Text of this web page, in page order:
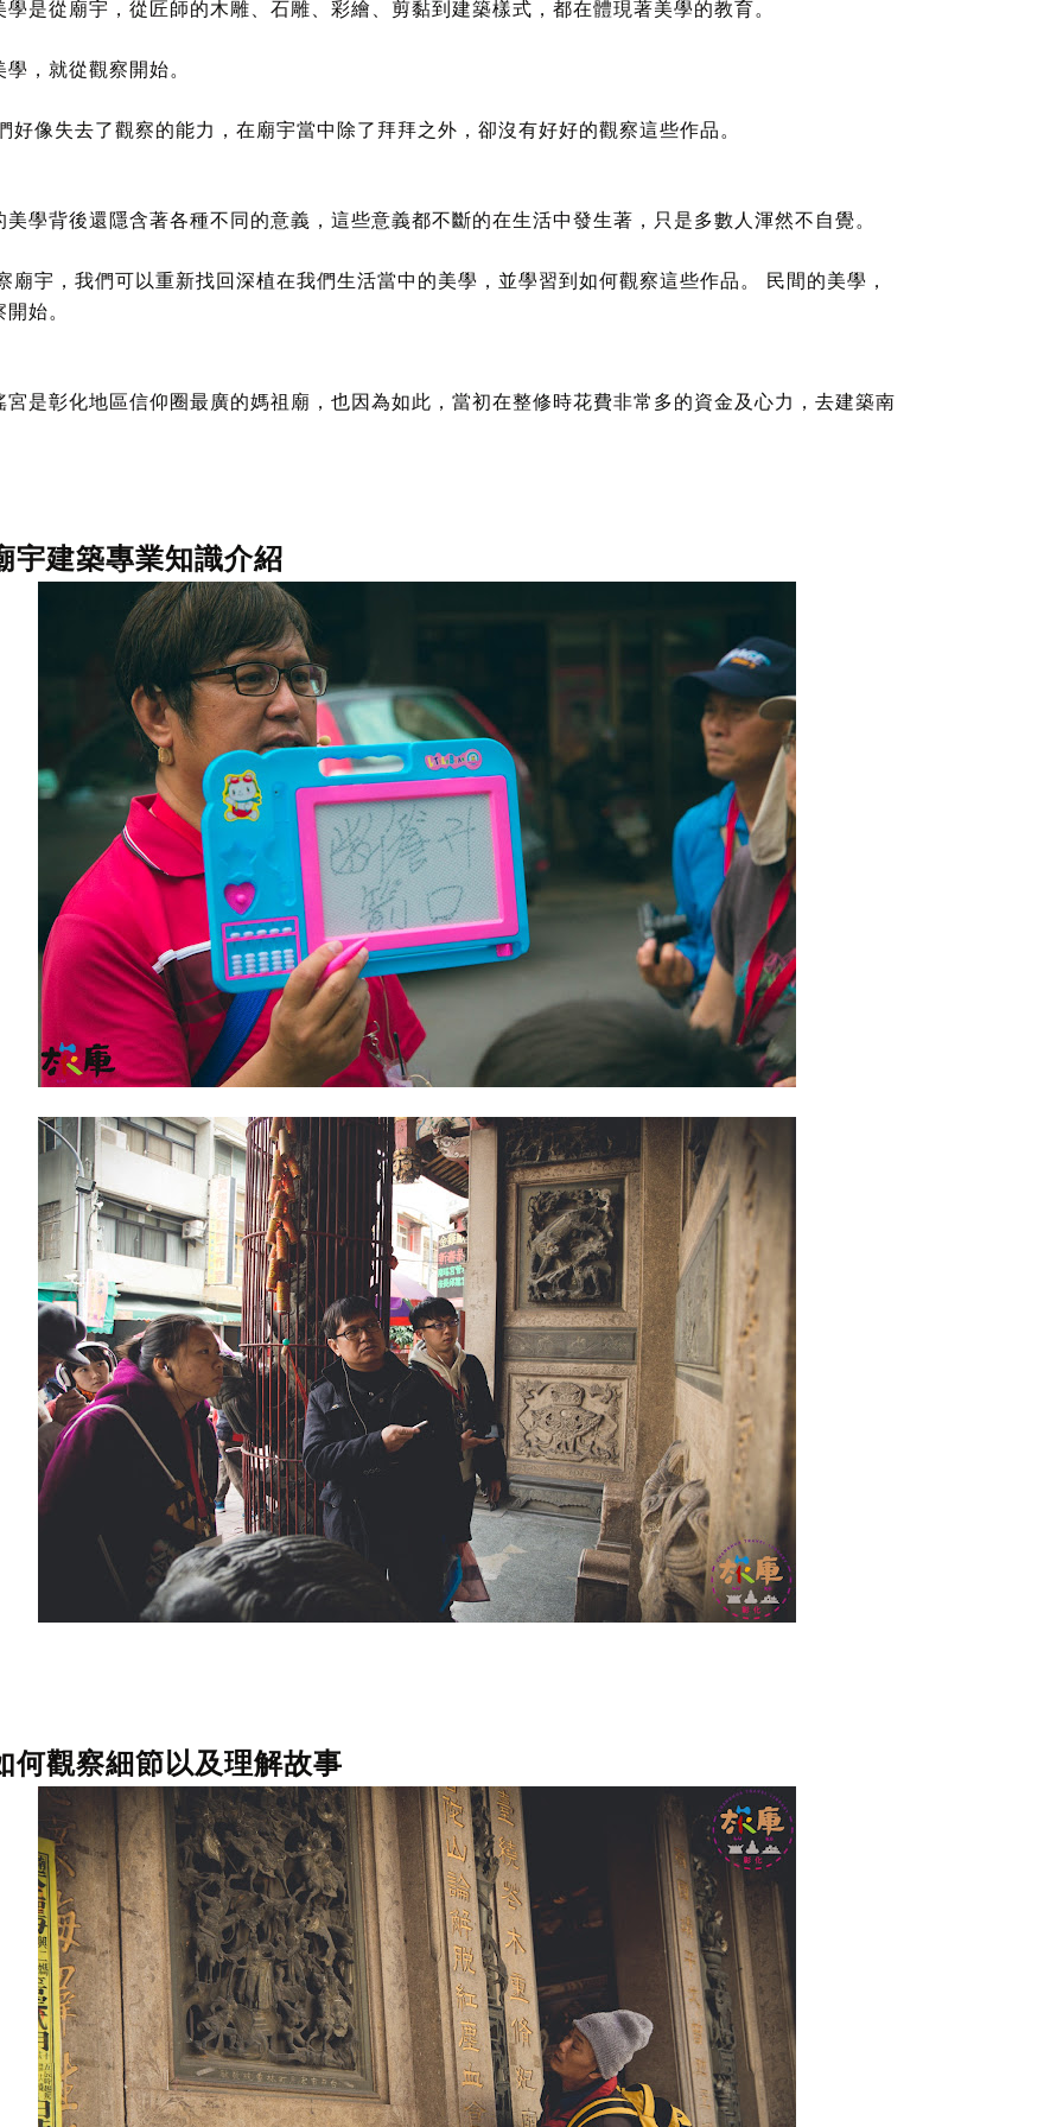
學是從廟宇，從匠師的木雕、石雕、彩繪、剪黏到建築樣式，都在體現著美學的教育。
學，就從觀察開始。
好像失去了觀察的能力，在廟宇當中除了拜拜之外，卻沒有好好的觀察這些作品。
美學背後還隱含著各種不同的意義，這些意義都不斷的在生活中發生著，只是多數人渾然不自覺。
廟宇，我們可以重新找回深植在我們生活當中的美學，並學習到如何觀察這些作品。 民間的美學，
始。
宮是彰化地區信仰圈最廣的媽祖廟，也因為如此，當初在整修時花費非常多的資金及心力，去建築南
宇建築專業知識介紹
何觀察細節以及理解故事